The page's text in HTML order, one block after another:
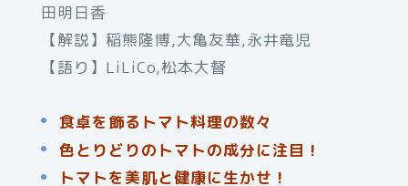
田明日香
【解説】稲熊隆博,大亀友華,永井竜児
【語り】LiLiCo,松本大督
食卓を飾るトマト料理の数々
色とりどりのトマトの成分に注目！
トマトを美肌と健康に生かせ！